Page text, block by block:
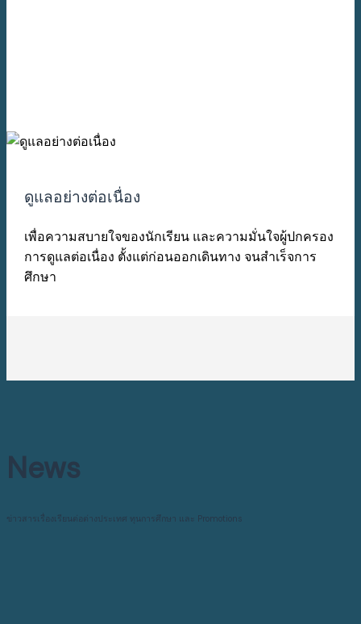
ดูแลอย่างต่อเนื่อง
เพื่อความสบายใจของนักเรียน และความมั่นใจผู้ปกครอง
การดูแลต่อเนื่อง ตั้งแต่ก่อนออกเดินทาง จนสำเร็จการ
ศึกษา
News
ข่าวสารเรื่องเรียนต่อต่างประเทศ ทุนการศึกษา และ Promotions